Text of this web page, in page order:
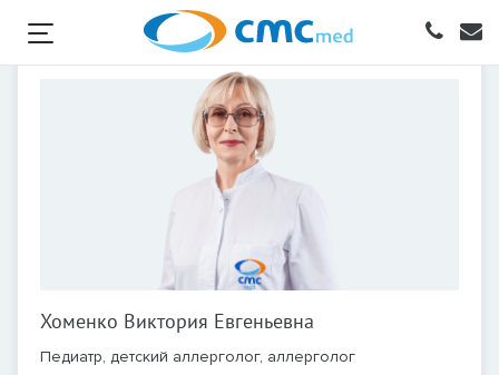
Хоменко Виктория Евгеньевна
Педиатр, детский аллерголог, аллерголог